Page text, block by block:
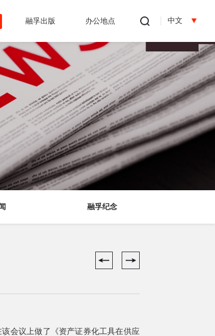
中文
融孚出版 办公地点
融孚纪念
会议上做了《资产证券化工具在供应